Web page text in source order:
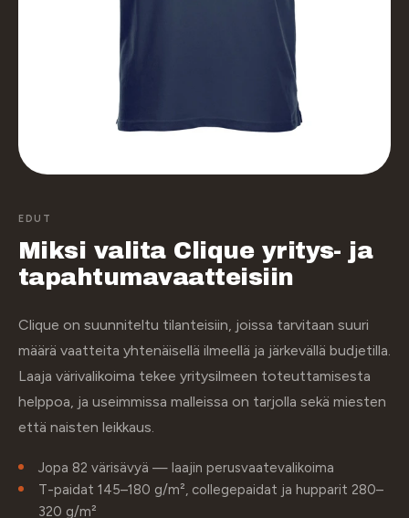
EDUT
Miksi valita Clique yritys- ja
tapahtumavaatteisiin
Clique on suunniteltu tilanteisiin, joissa tarvitaan suuri
määrä vaatteita yhtenäisellä ilmeellä ja järkevällä budjetilla.
Laaja värivalikoima tekee yritysilmeen toteuttamisesta
helppoa, ja useimmissa malleissa on tarjolla sekä miesten
että naisten leikkaus.
Jopa 82 värisävyä — laajin perusvaatevalikoima
T-paidat 145–180 g/m², collegepaidat ja hupparit 280–
320 g/m²